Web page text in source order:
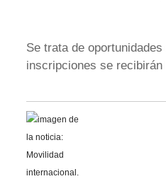
Se trata de
inscripciones se